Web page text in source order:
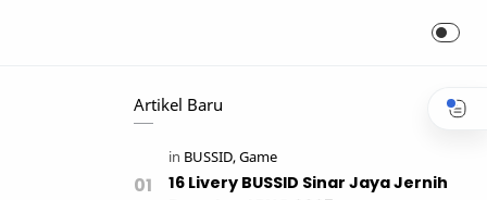
Artikel Baru
16 Livery BUSSID Sinar Jaya Jernih